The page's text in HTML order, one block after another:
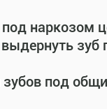
наркозом
выдернуть зуб
зубов под